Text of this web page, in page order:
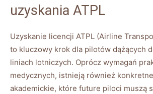
uzyskania ATPL
Uzyskanie licencji ATPL (Airline
to kluczowy krok dla pilotów dążących
liniach lotniczych. Oprócz wymagań
medycznych, istnieją również
akademickie, które future piloci muszą